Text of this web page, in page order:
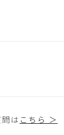
は こちら ＞